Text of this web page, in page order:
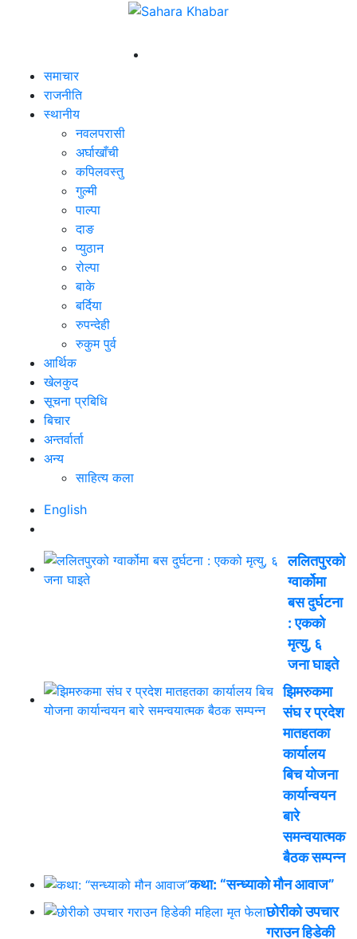
समाचार
राजनीति
स्थानीय
नवलपरासी
अर्घाखाँची
कपिलवस्तु
गुल्मी
पाल्पा
दाङ
प्युठान
रोल्पा
बाके
बर्दिया
रुपन्देही
रुकुम पुर्व
आर्थिक
खेलकुद
सूचना प्रबिधि
बिचार
अन्तर्वार्ता
अन्य
साहित्य कला
English
ललितपुरको
ग्वार्कोमा
बस दुर्घटना
: एकको
मृत्यु, ६
जना घाइते
झिमरुकमा
संघ र प्रदेश
मातहतका
कार्यालय
बिच योजना
कार्यान्वयन
बारे
समन्वयात्मक
बैठक सम्पन्न
कथा: “सन्ध्याको मौन आवाज”
छोरीको उपचार
गराउन हिडेकी